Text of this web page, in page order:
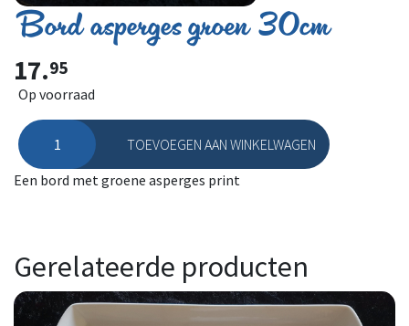
Bord asperges groen 30cm
17.95
Op voorraad
Bord asperges groen 30cm aantal
TOEVOEGEN AAN WINKELWAGEN
Een bord met groene asperges print
Gerelateerde producten